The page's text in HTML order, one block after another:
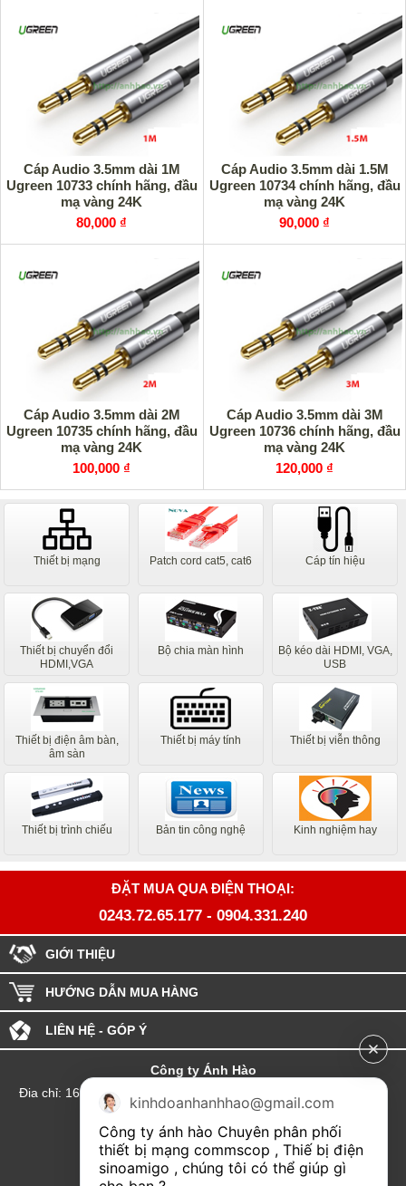
Cáp Audio 3.5mm dài 1M
Ugreen 10733 chính hãng, đầu
mạ vàng 24K
80,000 ₫
Cáp Audio 3.5mm dài 1.5M
Ugreen 10734 chính hãng, đầu
mạ vàng 24K
90,000 ₫
Cáp Audio 3.5mm dài 2M
Ugreen 10735 chính hãng, đầu
mạ vàng 24K
100,000 ₫
Cáp Audio 3.5mm dài 3M
Ugreen 10736 chính hãng, đầu
mạ vàng 24K
120,000 ₫
Thiết bị mạng Patch cord cat5, cat6 Cáp tín hiệu
Thiết bị chuyển đổi
HDMI,VGA
Bộ chia màn hình
Bộ kéo dài HDMI, VGA,
USB
Thiết bị điện âm bàn,
âm sàn
Thiết bị máy tính Thiết bị viễn thông
Thiết bị trình chiếu Bản tin công nghệ Kinh nghiệm hay
ĐẶT MUA QUA ĐIỆN THOẠI:
0243.72.65.177 - 0904.331.240
GIỚI THIỆU
HƯỚNG DẪN MUA HÀNG
LIÊN HỆ - GÓP Ý
Công ty Ánh Hào
Đia chỉ: 164 Phố Chùa Láng - Phường Láng - Thành phố Hà Nội
hotline:0904.331.240
Email: Kinhdoanhanhhao@gmail.com
kinhdoanhanhhao@gmail.com
Công ty ánh hào Chuyên phân phối
thiết bị mạng commscop , Thiế bị điện
sinoamigo , chúng tôi có thể giúp gì